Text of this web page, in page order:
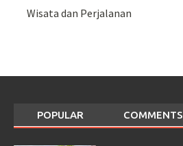
Wisata dan Perjalanan
POPULAR COMMENTS